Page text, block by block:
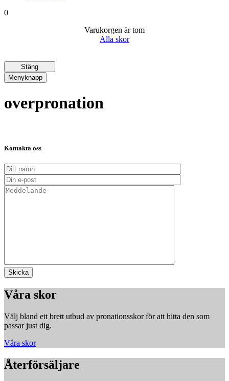
0
Varukorgen är tom
Alla skor
Stäng
Menyknapp
overpronation
Kontakta oss
Våra skor
Välj bland ett brett utbud av pronationsskor för att hitta den som
passar just dig.
Våra skor
Återförsäljare